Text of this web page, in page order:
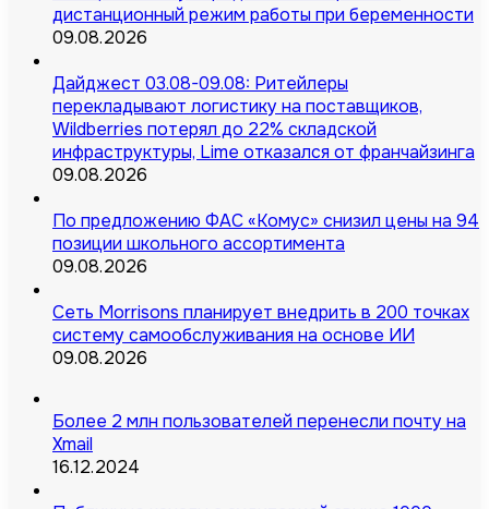
дистанционный режим работы при беременности
09.08.2026
Дайджест 03.08-09.08: Ритейлеры
перекладывают логистику на поставщиков,
Wildberries потерял до 22% складской
инфраструктуры, Lime отказался от франчайзинга
09.08.2026
По предложению ФАС «Комус» снизил цены на 94
позиции школьного ассортимента
09.08.2026
Сеть Morrisons планирует внедрить в 200 точках
систему самообслуживания на основе ИИ
09.08.2026
Более 2 млн пользователей перенесли почту на
Xmail
16.12.2024